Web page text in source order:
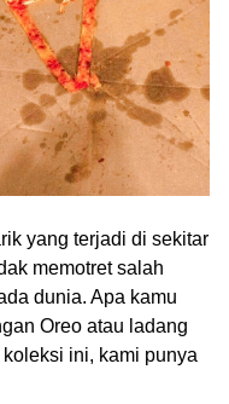
yang terjadi di sekitar
memotret salah
dunia. Apa kamu
Oreo atau ladang
ini, kami punya